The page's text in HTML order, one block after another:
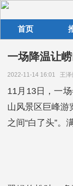
首页
一场降温让
2022-11-14 16:01 王泽
11月13日，一
山风景区巨峰游
之间“白了头”。